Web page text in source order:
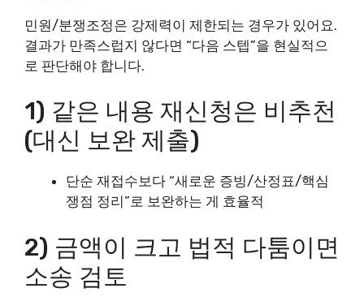
민원/분쟁조정은 강제력이 제한되는 경우가 있어요.
결과가 만족스럽지 않다면 “다음 스텝”을 현실적으
로 판단해야 합니다.
1) 같은 내용 재신청은 비추천
(대신 보완 제출)
단순 재접수보다 “새로운 증빙/산정표/핵심
쟁점 정리”로 보완하는 게 효율적
2) 금액이 크고 법적 다툼이면
소송 검토